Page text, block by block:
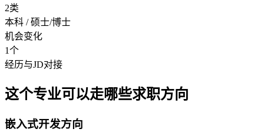
2类
本科 / 硕士/博士
机会变化
1个
经历与JD对接
这个专业可以走哪些求职方向
嵌入式开发方向